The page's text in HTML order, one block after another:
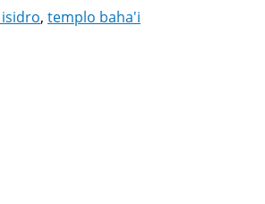
, templo baha'i